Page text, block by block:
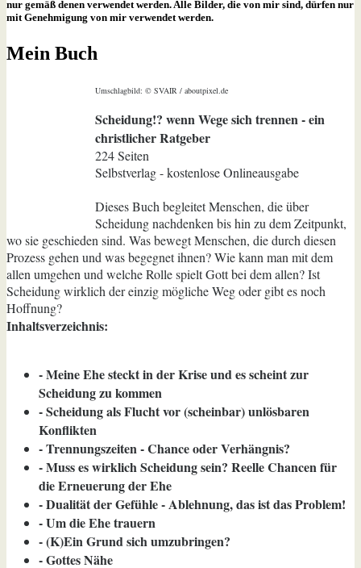
nur gemäß denen verwendet werden. Alle Bilder, die von mir sind, dürfen nur
mit Genehmigung von mir verwendet werden.
Mein Buch
Umschlagbild: © SVAIR / aboutpixel.de
Scheidung!? wenn Wege sich trennen - ein
christlicher Ratgeber
224 Seiten
Selbstverlag - kostenlose Onlineausgabe
Dieses Buch begleitet Menschen, die über
Scheidung nachdenken bis hin zu dem Zeitpunkt,
wo sie geschieden sind. Was bewegt Menschen, die durch diesen
Prozess gehen und was begegnet ihnen? Wie kann man mit dem
allen umgehen und welche Rolle spielt Gott bei dem allen? Ist
Scheidung wirklich der einzig mögliche Weg oder gibt es noch
Hoffnung?
Inhaltsverzeichnis:
- Meine Ehe steckt in der Krise und es scheint zur
Scheidung zu kommen
- Scheidung als Flucht vor (scheinbar) unlösbaren
Konflikten
- Trennungszeiten - Chance oder Verhängnis?
- Muss es wirklich Scheidung sein? Reelle Chancen für
die Erneuerung der Ehe
- Dualität der Gefühle - Ablehnung, das ist das Problem!
- Um die Ehe trauern
- (K)Ein Grund sich umzubringen?
- Gottes Nähe